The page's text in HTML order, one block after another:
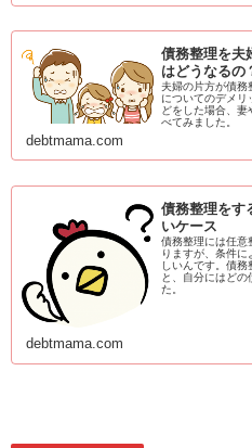
債務整理を夫
はどうなるの
夫婦の片方が債務
についてのデメリ
どをした場合、妻
べてみました。
debtmama.com
債務整理をす
いケース
債務整理には任意
りますが、条件
しいんです。債
と、自分にはどの
た。
debtmama.com